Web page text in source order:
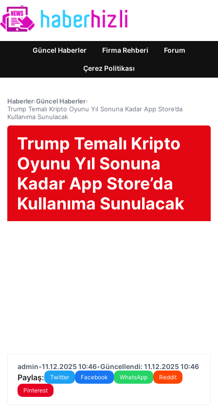
Güncel Haberler Firma Rehberi Forum
Çerez Politikası
Haberler›Güncel Haberler›
Trump Temalı Kripto Oyunu Yıl Sonuna Kadar App Store’da
Kullanıma Sunulacak
Trump Temalı Kripto
Oyunu Yıl Sonuna
Kadar App Store’da
Kullanıma Sunulacak
admin•11.12.2025 10:46•Güncellendi: 11.12.2025 10:46
Paylaş: Twitter Facebook WhatsApp
Reddit
Pinterest